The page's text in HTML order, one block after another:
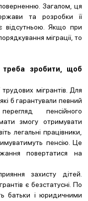
Загалом, ця
та розробки її
відсутньою. Якщо при
міграції, то
треба зробити, щоб
мігрантів. Для
б гарантували певний
пенсійного
змогу отримувати
легальні працівники,
пенсію. Це
повертатися на
захисту дітей.
є безстатусні. По
батьки і юридичними